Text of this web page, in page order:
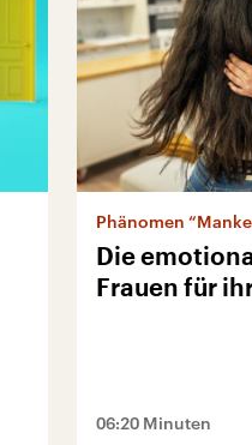
Phänomen
Die
Frauen für
06:20 Minuten